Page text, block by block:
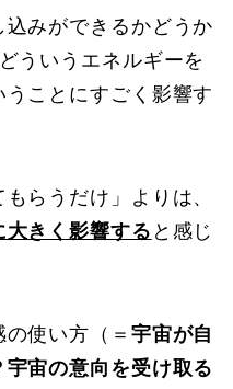
みができるかどうか
ういうエネルギーを
ことにすごく影響す
らうだけ」よりは、
きく影響する と感じ
使い方（＝ 宇宙が自
宙の意向を受け取る